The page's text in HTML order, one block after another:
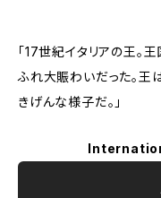
「17世紀イタリアの王。
ふれ大賑わいだった。王
きげんな様子だ。」